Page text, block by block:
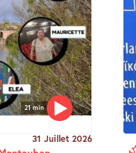
21 min
31 Juillet 2026